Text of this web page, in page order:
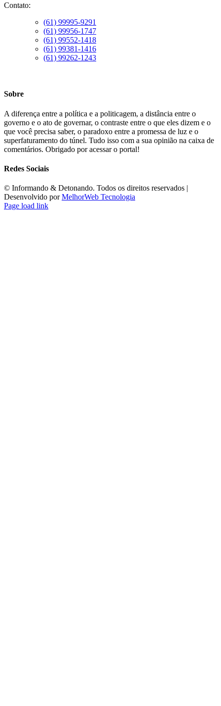
Contato:
(61) 99995-9291
(61) 99956-1747
(61) 99552-1418
(61) 99381-1416
(61) 99262-1243
Sobre
A diferença entre a política e a politicagem, a distância entre o
governo e o ato de governar, o contraste entre o que eles dizem e o
que você precisa saber, o paradoxo entre a promessa de luz e o
superfaturamento do túnel. Tudo isso com a sua opinião na caixa de
comentários. Obrigado por acessar o portal!
Redes Sociais
©️ Informando & Detonando. Todos os direitos reservados |
Desenvolvido porMelhorWeb Tecnologia
Page load link